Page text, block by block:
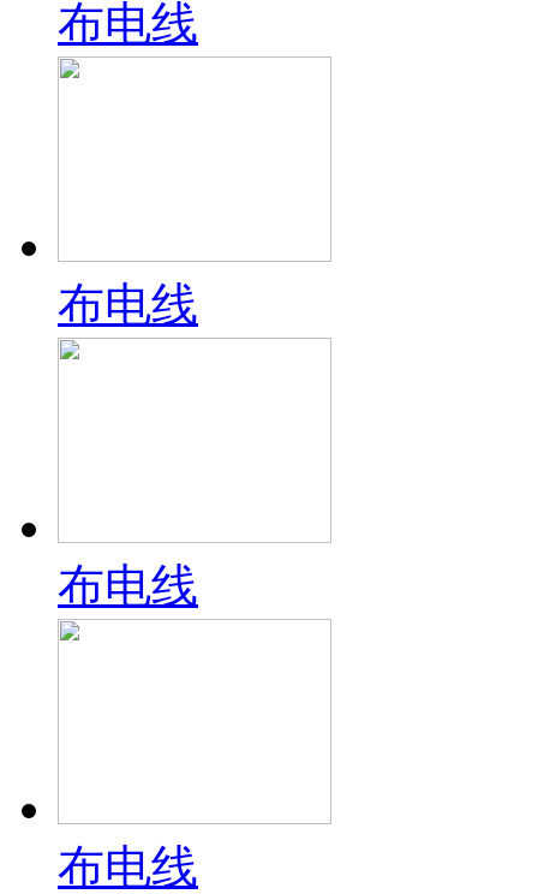
布电线
布电线
布电线
布电线